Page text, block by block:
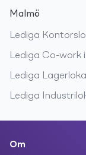
Malmö
Lediga
Lediga Co-work i
Lediga
Lediga
Om